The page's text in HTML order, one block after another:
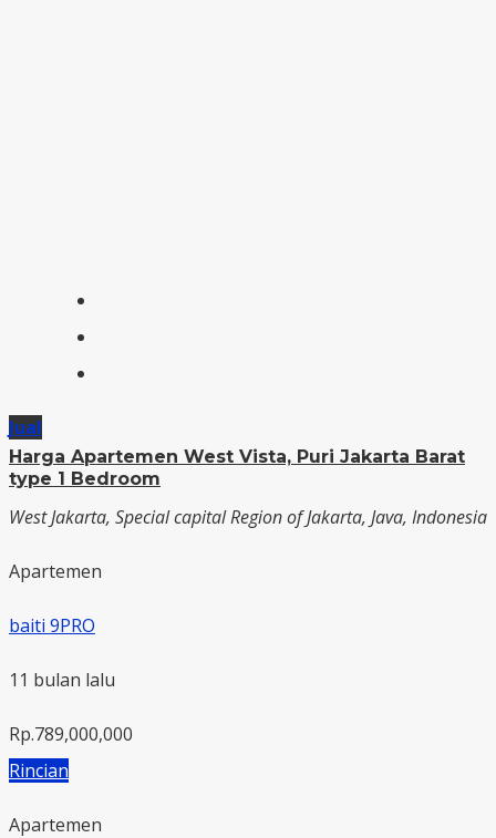
Jual
Harga Apartemen West Vista, Puri Jakarta Barat
type 1 Bedroom
West Jakarta, Special capital Region of Jakarta, Java, Indonesia
Apartemen
baiti 9PRO
11 bulan lalu
Rp.789,000,000
Rincian
Apartemen